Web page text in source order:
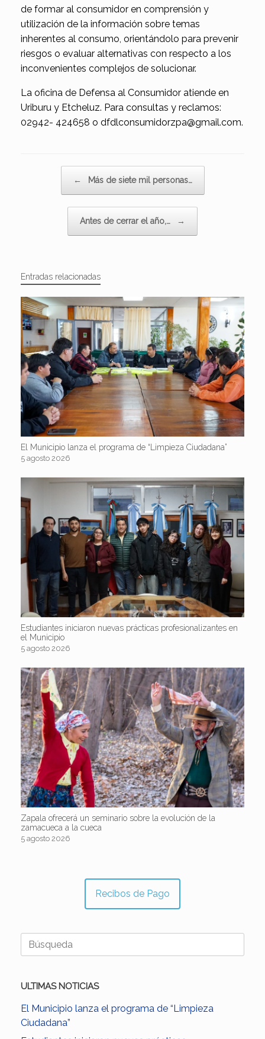
de formar al consumidor en comprensión y
utilización de la información sobre temas
inherentes al consumo, orientándolo para prevenir
riesgos o evaluar alternativas con respecto a los
inconvenientes complejos de solucionar.
La oficina de Defensa al Consumidor atiende en
Uriburu y Etcheluz. Para consultas y reclamos:
02942- 424658 o dfdlconsumidorzpa@gmail.com.
← Más de siete mil personas…
Antes de cerrar el año,… →
Entradas relacionadas
El Municipio lanza el programa de “Limpieza Ciudadana”
5 agosto 2026
Estudiantes iniciaron nuevas prácticas profesionalizantes en
el Municipio
5 agosto 2026
Zapala ofrecerá un seminario sobre la evolución de la
zamacueca a la cueca
5 agosto 2026
Recibos de Pago
Buscar:
ULTIMAS NOTICIAS
El Municipio lanza el programa de “Limpieza
Ciudadana”